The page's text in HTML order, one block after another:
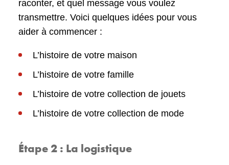
raconter, et quel message vous voulez
transmettre. Voici quelques idées pour vous
aider à commencer :
L’histoire de votre maison
L’histoire de votre famille
L’histoire de votre collection de jouets
L’histoire de votre collection de mode
Étape 2 : La logistique